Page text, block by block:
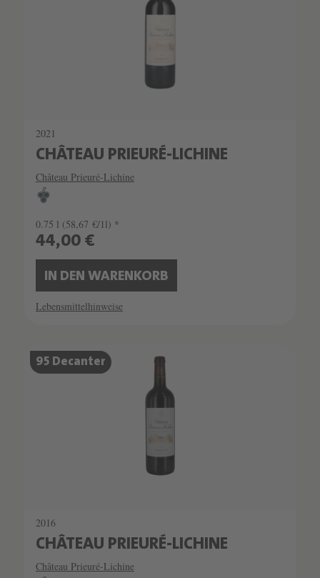
2021
CHÂTEAU PRIEURÉ-LICHINE
Château Prieuré-Lichine
0.75 l (58,67 €/1l) *
44,00 €
IN DEN WARENKORB
Lebensmittelhinweise
95 Decanter
2016
CHÂTEAU PRIEURÉ-LICHINE
Château Prieuré-Lichine